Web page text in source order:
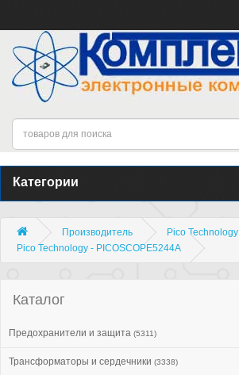
Категории
Производитель
Pico Technology
Pico Technology - PICOSCOPE5244A
Каталог
Предохранители и защита (5311)
Трансформаторы и сердечники (3338)